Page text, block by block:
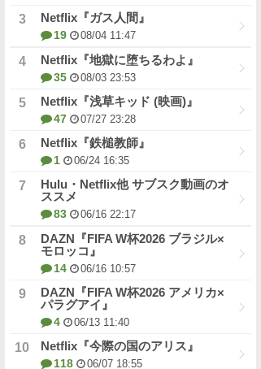
Netflix『ガス人間』
19 08/04 11:47
Netflix『地獄に堕ちるわよ』
35 08/03 23:53
Netflix『浅草キッド (映画)』
47 07/27 23:28
Netflix『鉄槌教師』
1 06/24 16:35
Hulu・Netflix他 サブスク動画のオ
ススメ
83 06/16 22:17
DAZN『FIFA W杯2026 ブラジル×
モロッコ』
14 06/16 10:57
DAZN『FIFA W杯2026 アメリカ×
パラグアイ』
4 06/13 11:40
Netflix『今際の国のアリス』
118 06/07 18:55